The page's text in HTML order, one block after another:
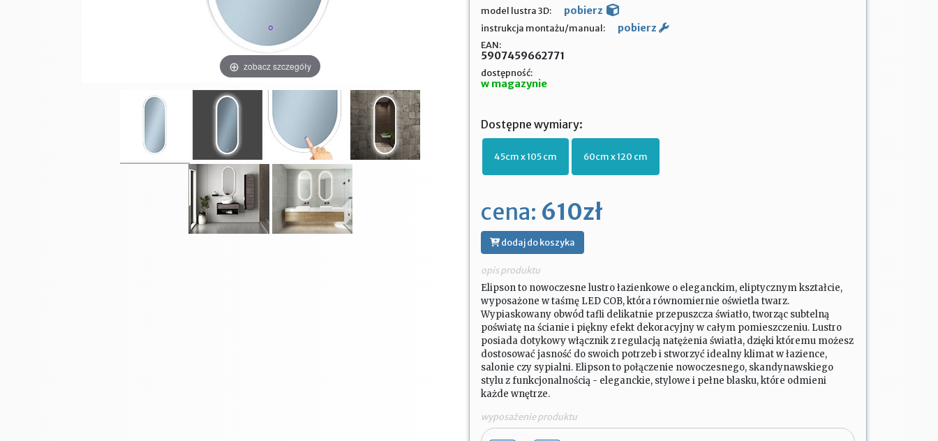
zobacz szczegóły
model lustra 3D: pobierz
instrukcja montażu/manual: pobierz
EAN:
5907459662771
dostępność:
w magazynie
Dostępne wymiary:
45cm x 105 cm 60cm x 120 cm
cena: 610zł
dodaj do koszyka
opis produktu
Elipson to nowoczesne lustro łazienkowe o eleganckim, eliptycznym kształcie,
wyposażone w taśmę LED COB, która równomiernie oświetla twarz.
Wypiaskowany obwód tafli delikatnie przepuszcza światło, tworząc subtelną
poświatę na ścianie i piękny efekt dekoracyjny w całym pomieszczeniu. Lustro
posiada dotykowy włącznik z regulacją natężenia światła, dzięki któremu możesz
dostosować jasność do swoich potrzeb i stworzyć idealny klimat w łazience,
salonie czy sypialni. Elipson to połączenie nowoczesnego, skandynawskiego
stylu z funkcjonalnością - eleganckie, stylowe i pełne blasku, które odmieni
każde wnętrze.
wyposażenie produktu